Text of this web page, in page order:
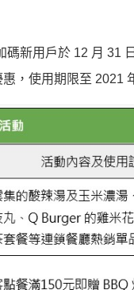
新用戶於 12 月 31
，使用期限至 2021